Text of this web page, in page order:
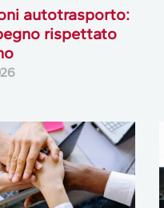
autotrasporto:
rispettato